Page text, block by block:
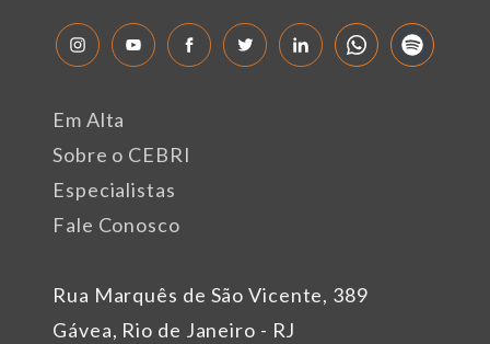
Rua Marquês de São Vicente, 389
Gávea, Rio de Janeiro - RJ
Em Alta
Sobre o CEBRI
Especialistas
Fale Conosco